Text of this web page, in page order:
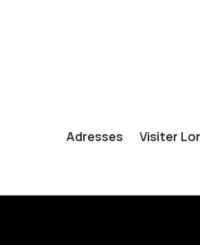
Adresses Visiter